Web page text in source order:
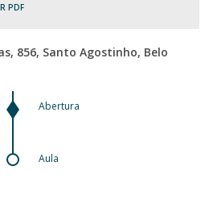
PDF
856, Santo Agostinho, Belo
Abertura
Aula